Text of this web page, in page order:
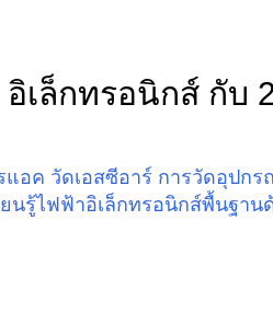
เล็กทรอนิกส์ กับ
อค วัดเอสซีอาร์ การวัดอุปก
นรู้ไฟฟ้าอิเล็กทรอนิกส์พื้นฐา